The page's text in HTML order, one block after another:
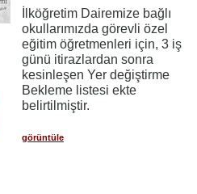
İlköğretim Dairemize bağlı
okullarımızda görevli özel
eğitim öğretmenleri için, 3 iş
günü itirazlardan sonra
kesinleşen Yer değiştirme
Bekleme listesi ekte
belirtilmiştir.
görüntüle